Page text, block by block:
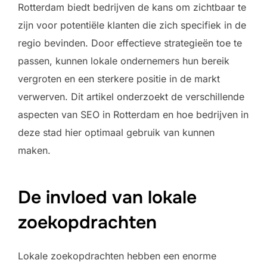
Rotterdam biedt bedrijven de kans om zichtbaar te
zijn voor potentiële klanten die zich specifiek in de
regio bevinden. Door effectieve strategieën toe te
passen, kunnen lokale ondernemers hun bereik
vergroten en een sterkere positie in de markt
verwerven. Dit artikel onderzoekt de verschillende
aspecten van SEO in Rotterdam en hoe bedrijven in
deze stad hier optimaal gebruik van kunnen
maken.
De invloed van lokale
zoekopdrachten
Lokale zoekopdrachten hebben een enorme